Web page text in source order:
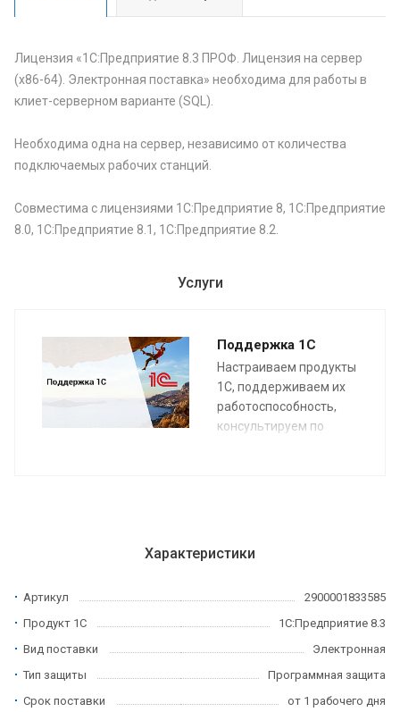
Лицензия «1С:Предприятие 8.3 ПРОФ. Лицензия на сервер
(x86-64). Электронная поставка» необходима для работы в
клиет-серверном варианте (SQL).
Необходима одна на сервер, независимо от количества
подключаемых рабочих станций.
Совместима с лицензиями 1С:Предприятие 8, 1С:Предприятие
8.0, 1С:Предприятие 8.1, 1С:Предприятие 8.2.
Услуги
Поддержка 1С
Настраиваем продукты
1С, поддерживаем их
работоспособность,
консультируем по
Характеристики
Артикул
2900001833585
Продукт 1С
1С:Предприятие 8.3
Вид поставки
Электронная
Тип защиты
Программная защита
Срок поставки
от 1 рабочего дня